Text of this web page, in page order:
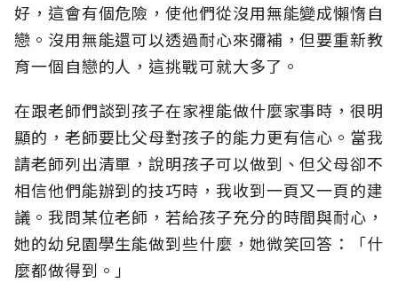
好，這會有個危險，使他們從沒用無能變成懶惰自
戀。沒用無能還可以透過耐心來彌補，但要重新教
育一個自戀的人，這挑戰可就大多了。
在跟老師們談到孩子在家裡能做什麼家事時，很明
顯的，老師要比父母對孩子的能力更有信心。當我
請老師列出清單，說明孩子可以做到、但父母卻不
相信他們能辦到的技巧時，我收到一頁又一頁的建
議。我問某位老師，若給孩子充分的時間與耐心，
她的幼兒園學生能做到些什麼，她微笑回答：「什
麼都做得到。」